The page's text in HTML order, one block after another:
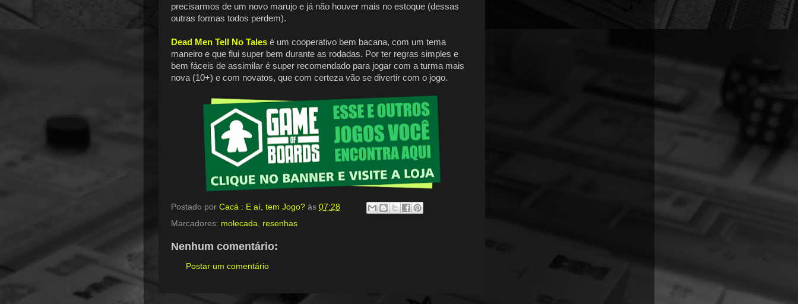
precisarmos de um novo marujo e já não houver mais no estoque (dessas
outras formas todos perdem).
Dead Men Tell No Tales é um cooperativo bem bacana, com um tema
maneiro e que flui super bem durante as rodadas. Por ter regras simples e
bem fáceis de assimilar é super recomendado para jogar com a turma mais
nova (10+) e com novatos, que com certeza vão se divertir com o jogo.
Postado por Cacá : E aí, tem Jogo? às 07:28
Marcadores: molecada, resenhas
Nenhum comentário:
Postar um comentário